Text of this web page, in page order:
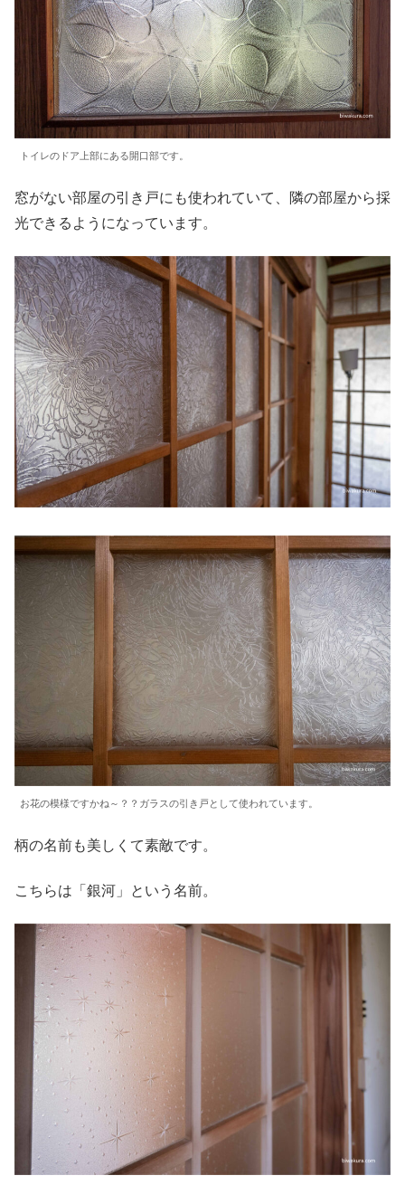
トイレのドア上部にある開口部です。
窓がない部屋の引き戸にも使われていて、隣の部屋から採
光できるようになっています。
お花の模様ですかね～？？ガラスの引き戸として使われています。
柄の名前も美しくて素敵です。
こちらは「銀河」という名前。